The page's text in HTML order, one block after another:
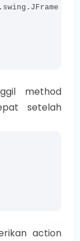
{
method
setelah
action